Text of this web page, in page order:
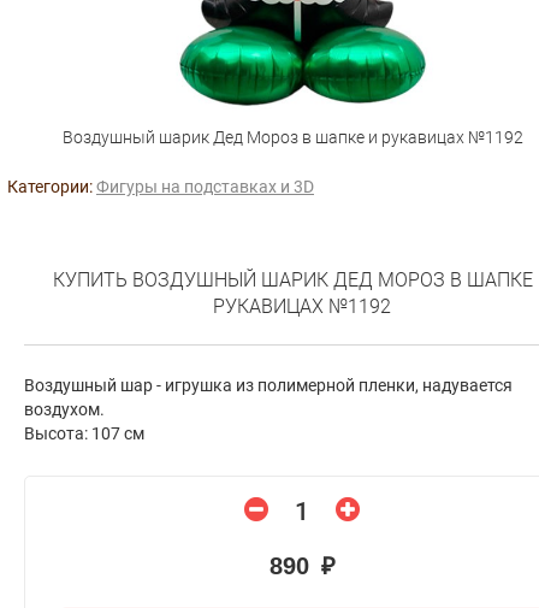
Воздушный шарик Дед Мороз в шапке и рукавицах №1192
Категории:Фигуры на подставках и 3D
КУПИТЬ ВОЗДУШНЫЙ ШАРИК ДЕД МОРОЗ В ШАПКЕ
РУКАВИЦАХ №1192
Воздушный шар - игрушка из полимерной пленки, надувается
воздухом.
Высота: 107 см
890 ₽